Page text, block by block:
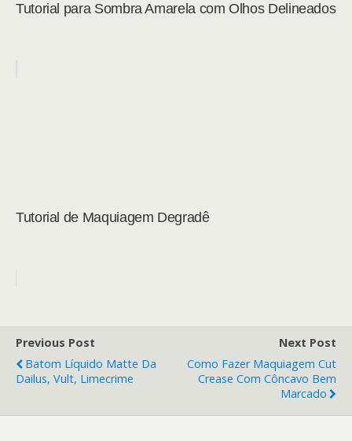
Tutorial para Sombra Amarela com Olhos Delineados
Tutorial de Maquiagem Degradê
Previous Post
Batom Líquido Matte Da
Dailus, Vult, Limecrime
Next Post
Como Fazer Maquiagem Cut
Crease Com Côncavo Bem
Marcado